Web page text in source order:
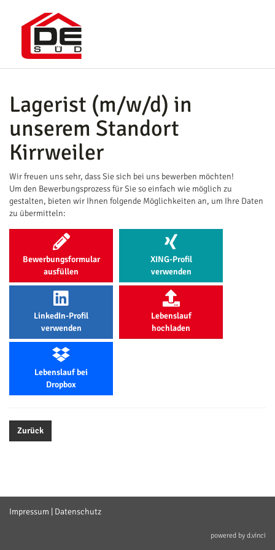
Lagerist (m/w/d) in
unserem Standort
Kirrweiler
Wir freuen uns sehr, dass Sie sich bei uns bewerben möchten!
Um den Bewerbungsprozess für Sie so einfach wie möglich zu
gestalten, bieten wir Ihnen folgende Möglichkeiten an, um Ihre Daten
zu übermitteln:
Bewerbungsformular
ausfüllen
XING-Profil
verwenden
LinkedIn-Profil
verwenden
Lebenslauf
hochladen
Lebenslauf bei
Dropbox
Zurück
Impressum Datenschutz
powered by d.vinci